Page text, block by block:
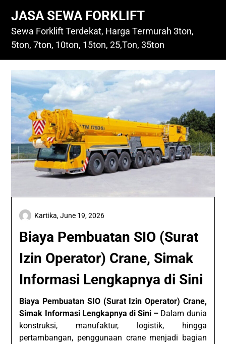
content
JASA SEWA FORKLIFT
Sewa Forklift Terdekat, Harga Termurah 3ton,
5ton, 7ton, 10ton, 15ton, 25,Ton, 35ton
Biaya Pembuatan SIO (Surat
Izin Operator) Crane, Simak
Informasi Lengkapnya di Sini
Kartika,June 19, 2026
Biaya Pembuatan SIO (Surat Izin Operator) Crane,
Simak Informasi Lengkapnya di Sini – Dalam dunia
konstruksi, manufaktur, logistik, hingga
pertambangan, penggunaan crane menjadi bagian